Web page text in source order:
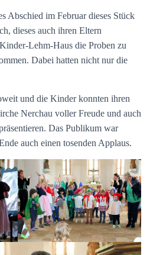
Abschied im Februar dieses Stück
dieses auch ihren Eltern
Lehm-Haus die Proben zu
Dabei hatten nicht nur die
und die Kinder konnten ihren
Nerchau voller Freude und auch
Das Publikum war
auch einen tosenden Applaus.